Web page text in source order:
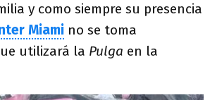
y como siempre su presencia
Miami no se toma
utilizará la Pulga en la